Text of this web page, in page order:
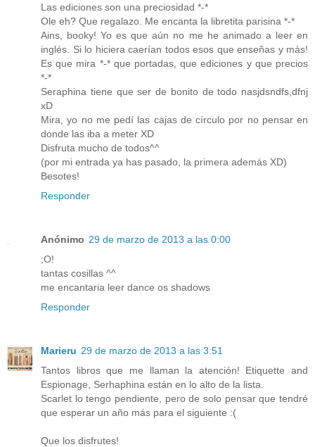
Las ediciones son una preciosidad *-*
Ole eh? Que regalazo. Me encanta la libretita parisina *-*
Ains, booky! Yo es que aún no me he animado a leer en
inglés. Si lo hiciera caerían todos esos que enseñas y más!
Es que mira *-* que portadas, que ediciones y que precios
*-*
Seraphina tiene que ser de bonito de todo nasjdsndfs,dfnj
xD
Mira, yo no me pedí las cajas de círculo por no pensar en
donde las iba a meter XD
Disfruta mucho de todos^^
(por mi entrada ya has pasado, la primera además XD)
Besotes!
Responder
Anónimo 29 de marzo de 2013 a las 0:00
;O!
tantas cosillas ^^
me encantaria leer dance os shadows
Responder
Marieru 29 de marzo de 2013 a las 3:51
Tantos libros que me llaman la atención! Etiquette and
Espionage, Serhaphina están en lo alto de la lista.
Scarlet lo tengo pendiente, pero de solo pensar que tendré
que esperar un año más para el siguiente :(
Que los disfrutes!